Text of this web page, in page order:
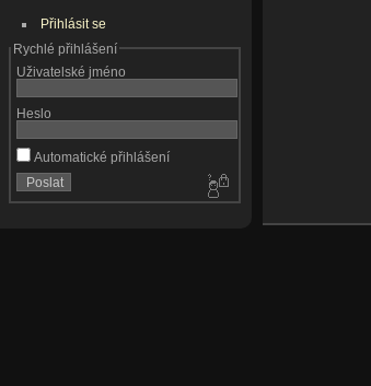
Přihlásit se
Rychlé přihlášení
Uživatelské jméno
Heslo
Automatické přihlášení